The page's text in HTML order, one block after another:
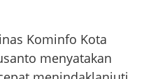
Kominfo Kota
menyatakan